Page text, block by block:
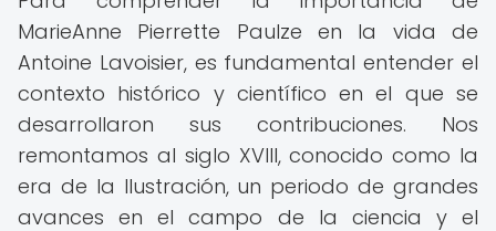
MarieAnne Pierrette Paulze en la vida de
Antoine Lavoisier, es fundamental entender el
contexto histórico y científico en el que se
desarrollaron sus contribuciones. Nos
remontamos al siglo XVIII, conocido como la
era de la Ilustración, un periodo de grandes
avances en el campo de la ciencia y el